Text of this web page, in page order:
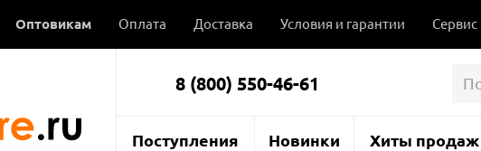
Оптовикам Оплата Доставка Условия и гарантии Сервис
8 (800) 550-46-61
Поступления Новинки Хиты продаж